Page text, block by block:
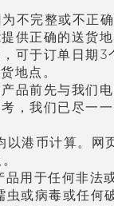
为不完整或不正
供正确的送货
可于订单 日期3
货地点。
产品前先与我们
，我们 已尽一
以港 币计算。网
。
品用于任何非法
虫或病毒或任何